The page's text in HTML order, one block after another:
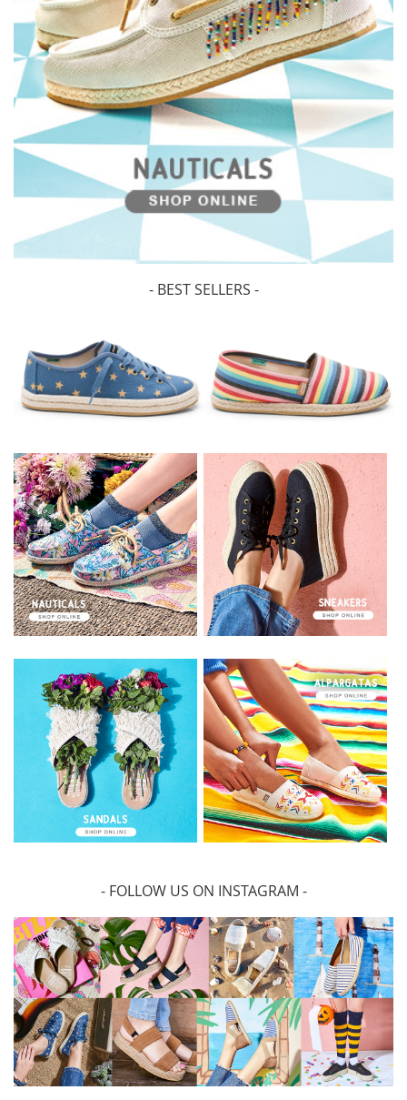
- BEST SELLERS -
- FOLLOW US ON INSTAGRAM -